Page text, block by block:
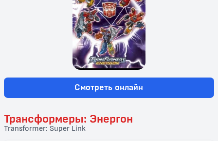
Смотреть онлайн
Трансформеры: Энергон
Transformer: Super Link